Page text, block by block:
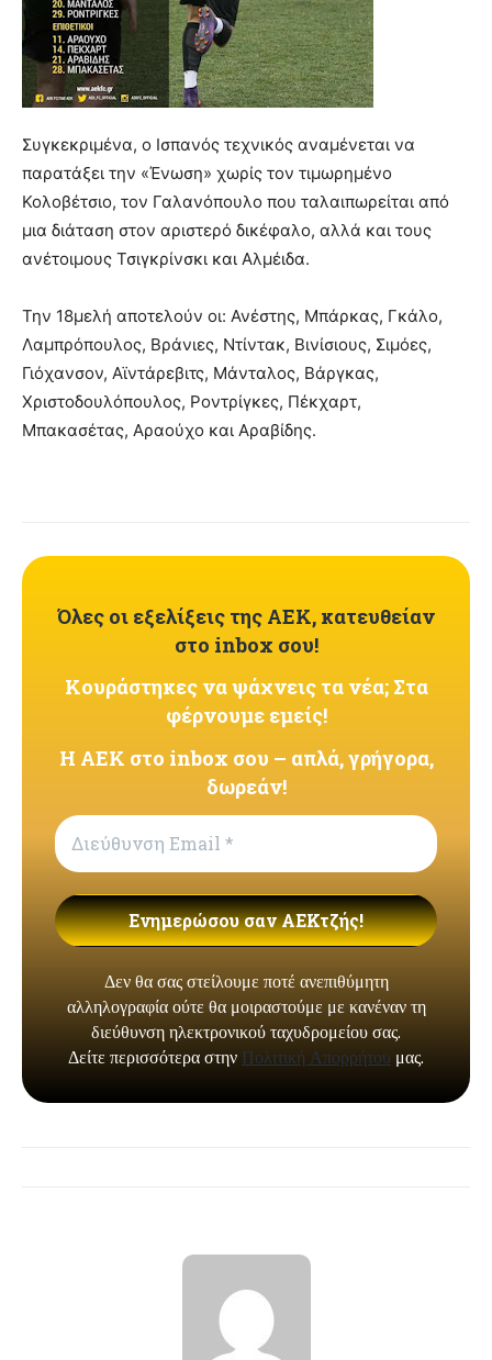
Συγκεκριμένα, ο Ισπανός τεχνικός αναμένεται να
παρατάξει την «Ένωση» χωρίς τον τιμωρημένο
Κολοβέτσιο, τον Γαλανόπουλο που ταλαιπωρείται από
μια διάταση στον αριστερό δικέφαλο, αλλά και τους
ανέτοιμους Τσιγκρίνσκι και Αλμέιδα.
Την 18μελή αποτελούν οι: Ανέστης, Μπάρκας, Γκάλο,
Λαμπρόπουλος, Βράνιες, Ντίντακ, Βινίσιους, Σιμόες,
Γιόχανσον, Αϊντάρεβιτς, Μάνταλος, Βάργκας,
Χριστοδουλόπουλος, Ροντρίγκες, Πέκχαρτ,
Μπακασέτας, Αραούχο και Αραβίδης.